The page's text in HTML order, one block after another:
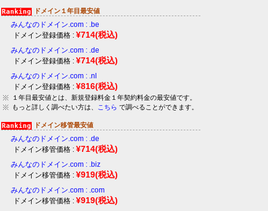
ドメイン１年目最安値
みんなのドメイン.com : .be
ドメイン登録価格 : ¥714(税込)
みんなのドメイン.com : .de
ドメイン登録価格 : ¥714(税込)
みんなのドメイン.com : .nl
ドメイン登録価格 : ¥816(税込)
１年目最安値とは、新規登録料金１年契約料金の最安値です。
もっと詳しく調べたい方は、
こちら で調べることができます。
ドメイン移管最安値
みんなのドメイン.com : .de
ドメイン移管価格 : ¥714(税込)
みんなのドメイン.com : .biz
ドメイン移管価格 : ¥919(税込)
みんなのドメイン.com : .com
ドメイン移管価格 : ¥919(税込)